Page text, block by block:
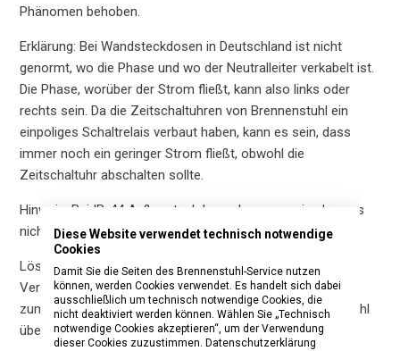
Phänomen behoben.
Erklärung: Bei Wandsteckdosen in Deutschland ist nicht
genormt, wo die Phase und wo der Neutralleiter verkabelt ist.
Die Phase, worüber der Strom fließt, kann also links oder
rechts sein. Da die Zeitschaltuhren von Brennenstuhl ein
einpoliges Schaltrelais verbaut haben, kann es sein, dass
immer noch ein geringer Strom fließt, obwohl die
Zeitschaltuhr abschalten sollte.
Hinweis: Bei IP-44 Außensteckdosen kann es sein, dass es
nicht möglich ist, das Produkt zu drehen.
Lösung: Eine gelernte Elektrofachkraft kann auch die
Verdrahtung in der Wandsteckdose ändern, als Alternative
zum Drehen des Adapters. (Hinweis: Die Firma Brennenstuhl
übernimmt hierfür keine Haftung!)
Diese Website verwendet technisch notwendige
Cookies
Damit Sie die Seiten des Brennenstuhl-Service nutzen
können, werden Cookies verwendet. Es handelt sich dabei
ausschließlich um technisch notwendige Cookies, die
nicht deaktiviert werden können. Wählen Sie „Technisch
notwendige Cookies akzeptieren“, um der Verwendung
dieser Cookies zuzustimmen. Datenschutzerklärung